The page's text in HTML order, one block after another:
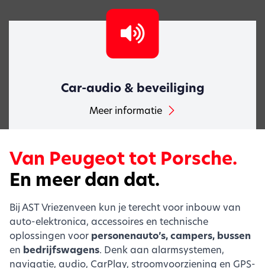
Car-audio & beveiliging
Meer informatie
Van Peugeot tot Porsche.
En meer dan dat.
Bij AST Vriezenveen kun je terecht voor inbouw van
auto-elektronica, accessoires en technische
oplossingen voor personenauto’s, campers, bussen
en bedrijfswagens. Denk aan alarmsystemen,
navigatie, audio, CarPlay, stroomvoorziening en GPS-